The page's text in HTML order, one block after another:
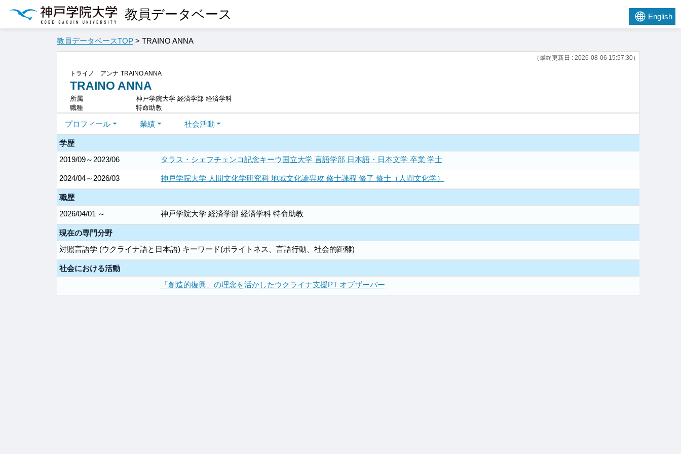
教員データベース English
教員データベースTOP > TRAINO ANNA
（最終更新日 : 2026-08-06 15:57:30）
トライノ アンナ TRAINO ANNA
TRAINO ANNA
所属
神戸学院大学 経済学部 経済学科
職種
特命助教
プロフィール 業績 社会活動
学歴
2019/09～2023/06
タラス・シェフチェンコ記念キーウ国立大学 言語学部 日本語・日本文学 卒業 学士
2024/04～2026/03 神戸学院大学 人間文化学研究科 地域文化論専攻 修士課程 修了 修士（人間文化学）
職歴
2026/04/01 ～
神戸学院大学 経済学部 経済学科 特命助教
現在の専門分野
対照言語学 (ウクライナ語と日本語) キーワード(ポライトネス、言語行動、社会的距離)
社会における活動
「創造的復興」の理念を活かしたウクライナ支援PT オブザーバー